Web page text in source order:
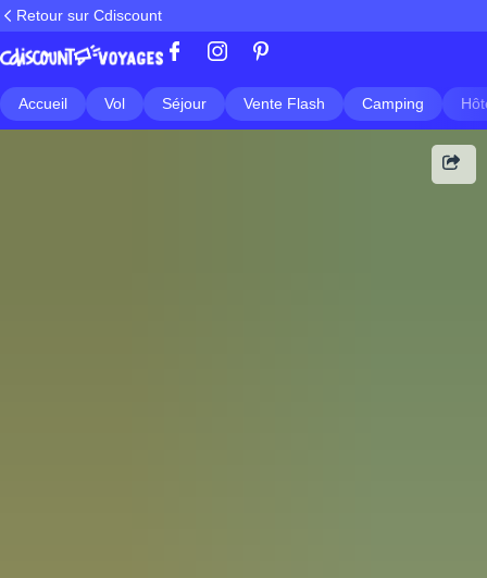
Retour sur Cdiscount
Accueil Vol Séjour Vente Flash Camping